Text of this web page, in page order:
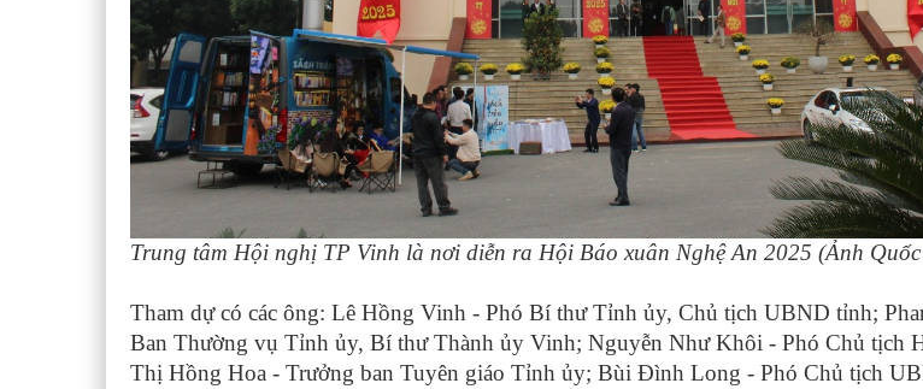
Trung tâm Hội nghị TP Vinh là nơi diễn ra Hội Báo xuân Nghệ An 2025 (Ảnh
Tham dự có các ông: Lê Hồng Vinh - Phó Bí thư Tỉnh ủy, Chủ tịch UBND tỉnh;
Ban Thường vụ Tỉnh ủy, Bí thư Thành ủy Vinh; Nguyễn Như Khôi - Phó Chủ tịch
Thị Hồng Hoa - Trưởng ban Tuyên giáo Tỉnh ủy; Bùi Đình Long - Phó Chủ tịch